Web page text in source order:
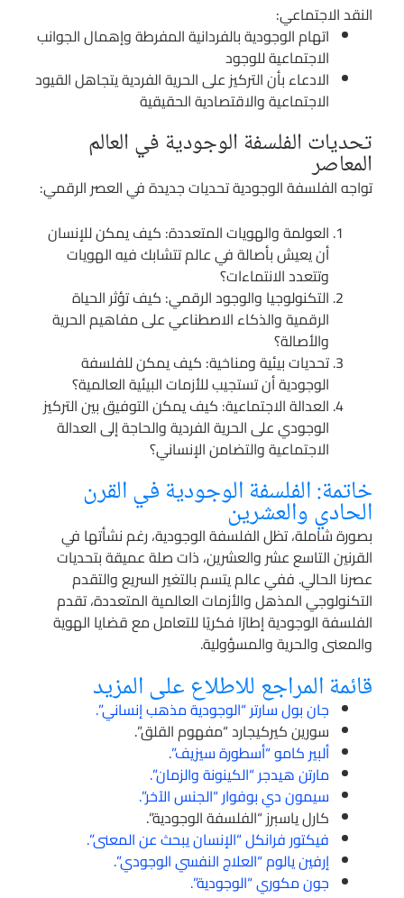
النقد الاجتماعي:
اتهام الوجودية بالفردانية المفرطة وإهمال الجوانب
الاجتماعية للوجود
الادعاء بأن التركيز على الحرية الفردية يتجاهل القيود
الاجتماعية والاقتصادية الحقيقية
تحديات الفلسفة الوجودية في العالم
المعاصر
تواجه الفلسفة الوجودية تحديات جديدة في العصر الرقمي:
العولمة والهويات المتعددة: كيف يمكن للإنسان
أن يعيش بأصالة في عالم تتشابك فيه الهويات
وتتعدد الانتماءات؟
التكنولوجيا والوجود الرقمي: كيف تؤثر الحياة
الرقمية والذكاء الاصطناعي على مفاهيم الحرية
والأصالة؟
تحديات بيئية ومناخية: كيف يمكن للفلسفة
الوجودية أن تستجيب للأزمات البيئية العالمية؟
العدالة الاجتماعية: كيف يمكن التوفيق بين التركيز
الوجودي على الحرية الفردية والحاجة إلى العدالة
الاجتماعية والتضامن الإنساني؟
خاتمة: الفلسفة الوجودية في القرن
الحادي والعشرين
بصورة شاملة، تظل الفلسفة الوجودية، رغم نشأتها في
القرنين التاسع عشر والعشرين، ذات صلة عميقة بتحديات
عصرنا الحالي. ففي عالم يتسم بالتغير السريع والتقدم
التكنولوجي المذهل والأزمات العالمية المتعددة، تقدم
الفلسفة الوجودية إطارًا فكريًا للتعامل مع قضايا الهوية
والمعنى والحرية والمسؤولية.
قائمة المراجع للاطلاع على المزيد
جان بول سارتر “الوجودية مذهب إنساني”.
سورين كيركيجارد “مفهوم القلق”.
ألبير كامو “أسطورة سيزيف”.
مارتن هيدجر “الكينونة والزمان”.
سيمون دي بوفوار “الجنس الآخر”.
كارل ياسبرز “الفلسفة الوجودية”.
فيكتور فرانكل “الإنسان يبحث عن المعنى”.
إرفين يالوم “العلاج النفسي الوجودي”.
جون مكوري “الوجودية”.